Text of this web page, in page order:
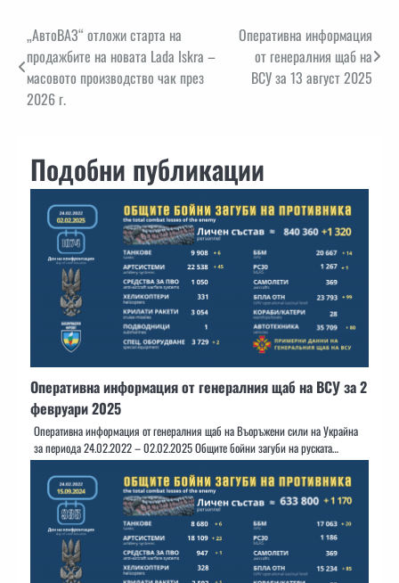
Навигация
„АвтоВАЗ“ отложи старта на
продажбите на новата Lada Iskra –
масовото производство чак през
2026 г.
Оперативна информация
от генералния щаб на
ВСУ за 13 август 2025
Подобни публикации
Оперативна информация от генералния щаб на ВСУ за 2
февруари 2025
Оперативна информация от генералния щаб на Въоръжени сили на Украйна
за периода 24.02.2022 – 02.02.2025 Общите бойни загуби на руската…